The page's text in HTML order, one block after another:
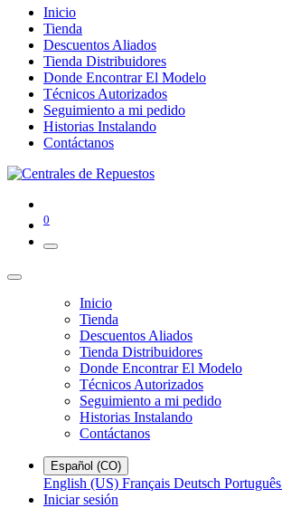
Inicio
Tienda
Descuentos Aliados
Tienda Distribuidores
Donde Encontrar El Modelo
Técnicos Autorizados
Seguimiento a mi pedido
Historias Instalando
Contáctanos
0
Inicio
Tienda
Descuentos Aliados
Tienda Distribuidores
Donde Encontrar El Modelo
Técnicos Autorizados
Seguimiento a mi pedido
Historias Instalando
Contáctanos
Español (CO)
English (US) Français Deutsch Português
Iniciar sesión